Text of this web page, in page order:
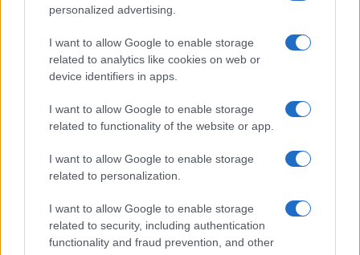
personalized advertising.
I want to allow Google to enable storage
related to analytics like cookies on web or
device identifiers in apps.
I want to allow Google to enable storage
related to functionality of the website or app.
I want to allow Google to enable storage
related to personalization.
I want to allow Google to enable storage
related to security, including authentication
functionality and fraud prevention, and other
CICLISMO
La campionessa uscente abbandona la corsa per